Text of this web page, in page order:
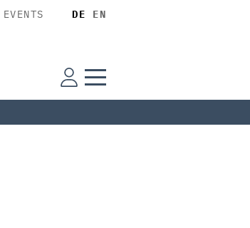
EVENTS DE EN